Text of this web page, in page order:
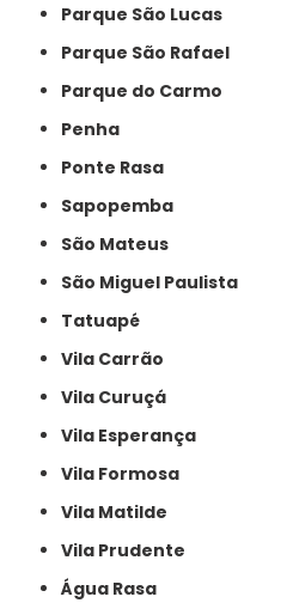
Parque São Lucas
Parque São Rafael
Parque do Carmo
Penha
Ponte Rasa
Sapopemba
São Mateus
São Miguel Paulista
Tatuapé
Vila Carrão
Vila Curuçá
Vila Esperança
Vila Formosa
Vila Matilde
Vila Prudente
Água Rasa